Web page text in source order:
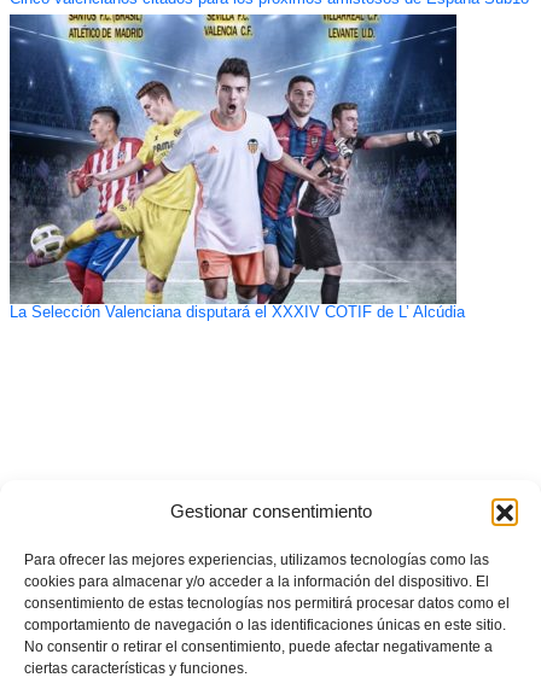
Gestionar consentimiento
Para ofrecer las mejores experiencias, utilizamos tecnologías como las
cookies para almacenar y/o acceder a la información del dispositivo. El
consentimiento de estas tecnologías nos permitirá procesar datos como el
comportamiento de navegación o las identificaciones únicas en este sitio.
No consentir o retirar el consentimiento, puede afectar negativamente a
ciertas características y funciones.
La Selección Valenciana disputará el XXXIV COTIF de L’ Alcúdia